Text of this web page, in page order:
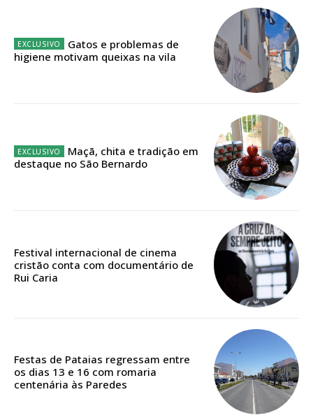
Sendo assinante terá acesso a todos os conteúdos exclusivos e versões
digitais.
Escolha o plano de assinatura desejado:
IMPRESSA
32
Edição em papel entregue à Quinta-feira em sua
Ofertas para assinatura anual
Gatos e problemas de
higiene motivam queixas na vila
Maçã, chita e tradição em
destaque no São Bernardo
Festival internacional de cinema
cristão conta com documentário de
Rui Caria
Festas de Pataias regressam entre
os dias 13 e 16 com romaria
centenária às Paredes